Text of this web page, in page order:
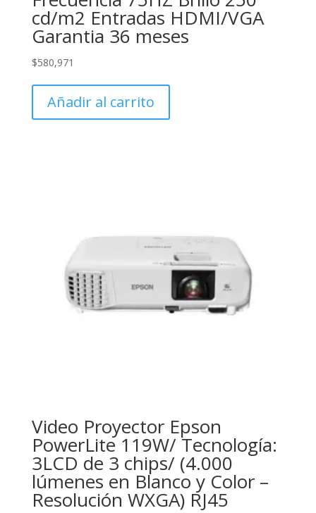
cd/m2 Entradas HDMI/VGA
Garantia 36 meses
$580,971
Añadir al carrito
Video Proyector Epson
PowerLite 119W/ Tecnología:
3LCD de 3 chips/ (4.000
lúmenes en Blanco y Color –
Resolución WXGA) RJ45